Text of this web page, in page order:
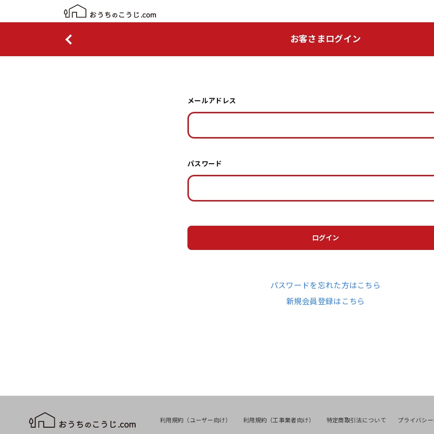
お客さまログイン
メールアドレス
パスワード
ログイン
パスワードを忘れた方はこちら
新規会員登録はこちら
利用規約（ユーザー向け） 利用規約（工事業者向け） 特定商取引法について プライバシ